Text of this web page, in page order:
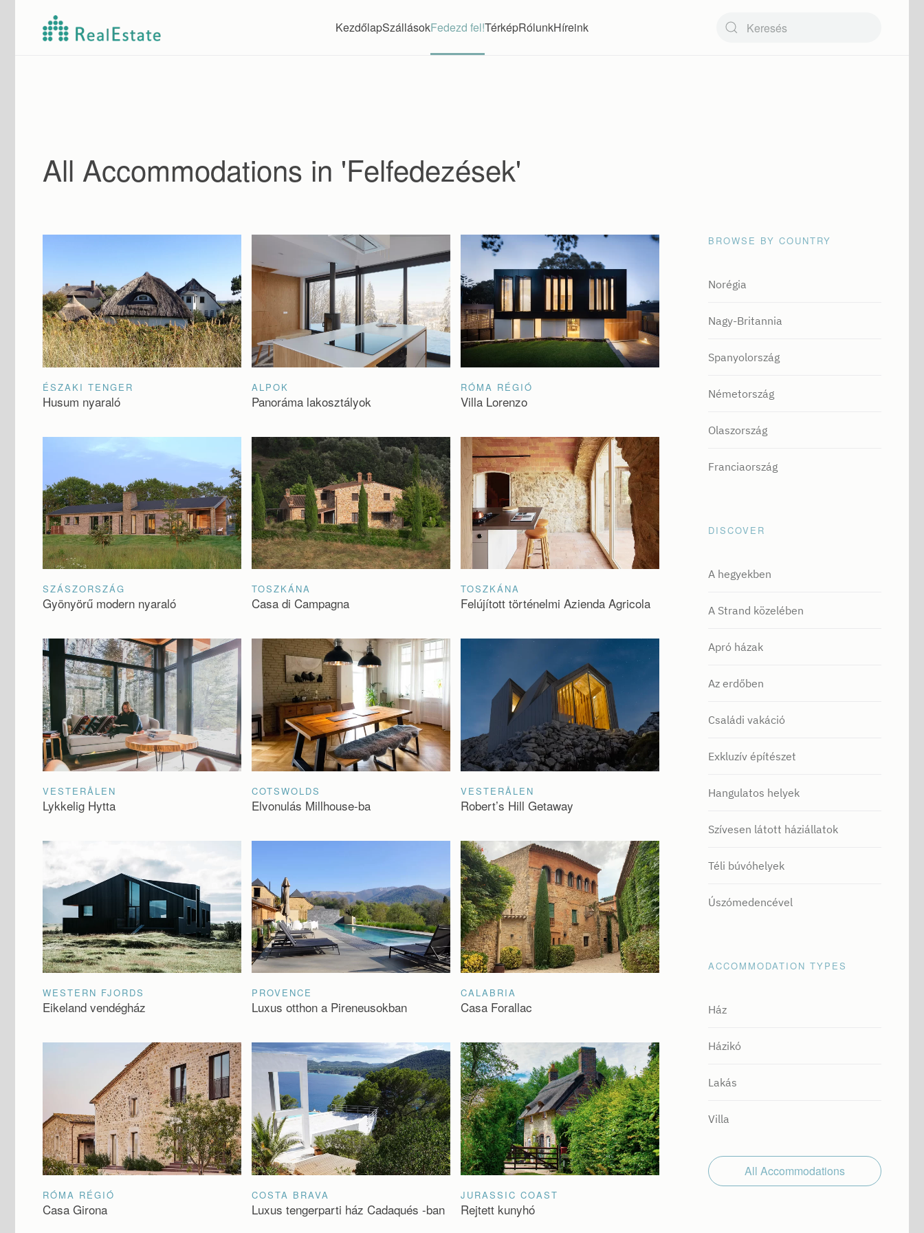
Skip to main content
KezdőlapSzállásokFedezd fel!TérképRólunkHíreink
All Accommodations in 'Felfedezések'
ÉSZAKI TENGER
Husum nyaraló
ALPOK
Panoráma lakosztályok
RÓMA RÉGIÓ
Villa Lorenzo
SZÁSZORSZÁG
Gyönyörű modern nyaraló
TOSZKÁNA
Casa di Campagna
TOSZKÁNA
Felújított történelmi Azienda Agricola
VESTERÅLEN
Lykkelig Hytta
COTSWOLDS
Elvonulás Millhouse-ba
VESTERÅLEN
Robert’s Hill Getaway
WESTERN FJORDS
Eikeland vendégház
PROVENCE
Luxus otthon a Pireneusokban
CALABRIA
Casa Forallac
RÓMA RÉGIÓ
Casa Girona
COSTA BRAVA
Luxus tengerparti ház Cadaqués -ban
JURASSIC COAST
Rejtett kunyhó
BROWSE BY COUNTRY
Norégia
Nagy-Britannia
Spanyolország
Németország
Olaszország
Franciaország
DISCOVER
A hegyekben
A Strand közelében
Apró házak
Az erdőben
Családi vakáció
Exkluzív építészet
Hangulatos helyek
Szívesen látott háziállatok
Téli búvóhelyek
Úszómedencével
ACCOMMODATION TYPES
Ház
Házikó
Lakás
Villa
All Accommodations